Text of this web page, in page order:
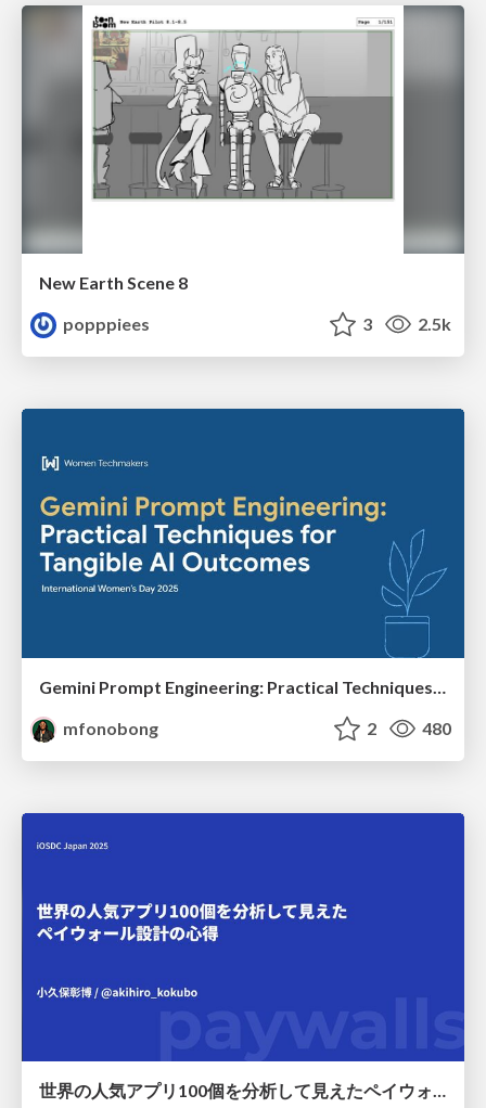
New Earth Scene 8
popppiees
3 2.5k
mfonobong
2 480
世界の人気アプリ100個を分析して見えたペイウォール設計の心得